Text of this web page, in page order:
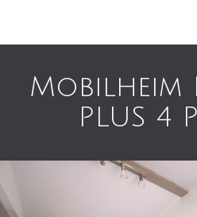
Mobilheim
PLUS 4